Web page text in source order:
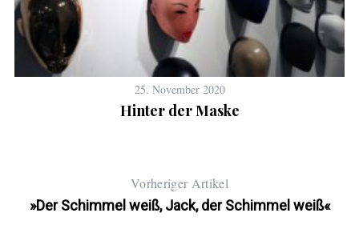
25. November 2020
Hinter der Maske
Vorheriger Artikel
»Der Schimmel weiß, Jack, der Schimmel weiß«